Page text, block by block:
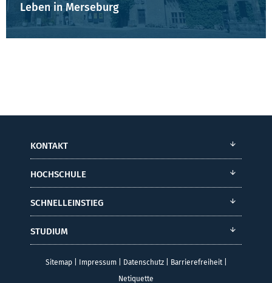
Leben in Merseburg
KONTAKT
HOCHSCHULE
SCHNELLEINSTIEG
STUDIUM
Sitemap| Impressum| Datenschutz| Barrierefreiheit|
Netiquette